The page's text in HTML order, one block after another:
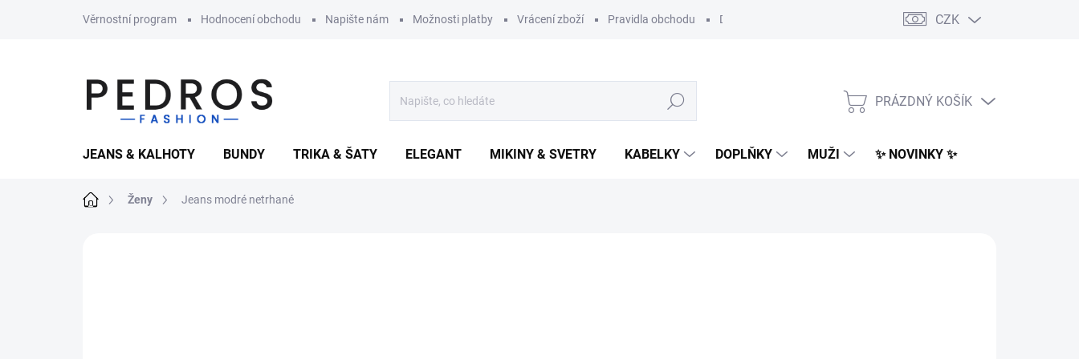
Věrnostní program Hodnocení obchodu Napište nám Možnosti platby Vrácení zboží Pravidla obchodu Dodací podmínky Obchodní podmínky Podmínky ochrany
CZK
Hledat
NÁKUPNÍ
PRÁZDNÝ KOŠÍK
JEANS & KALHOTY BUNDY TRIKA & ŠATY ELEGANT MIKINY & SVETRY KABELKY DOPLŇKY MUŽI ✨ NOVINKY ✨
Domů Ženy Jeans modré netrhané